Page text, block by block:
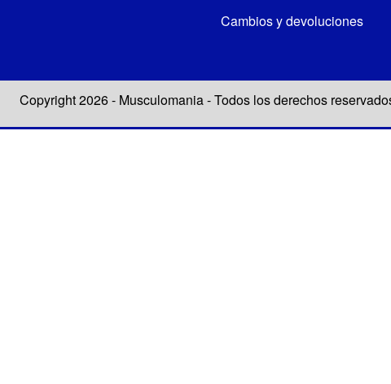
Cambios y devoluciones
Copyright 2026 - Musculomania - Todos los derechos